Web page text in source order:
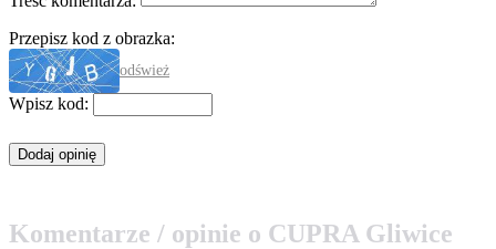
Przepisz kod z obrazka:
odśwież
Wpisz kod:
Komentarze / opinie o CUPRA Gliwice